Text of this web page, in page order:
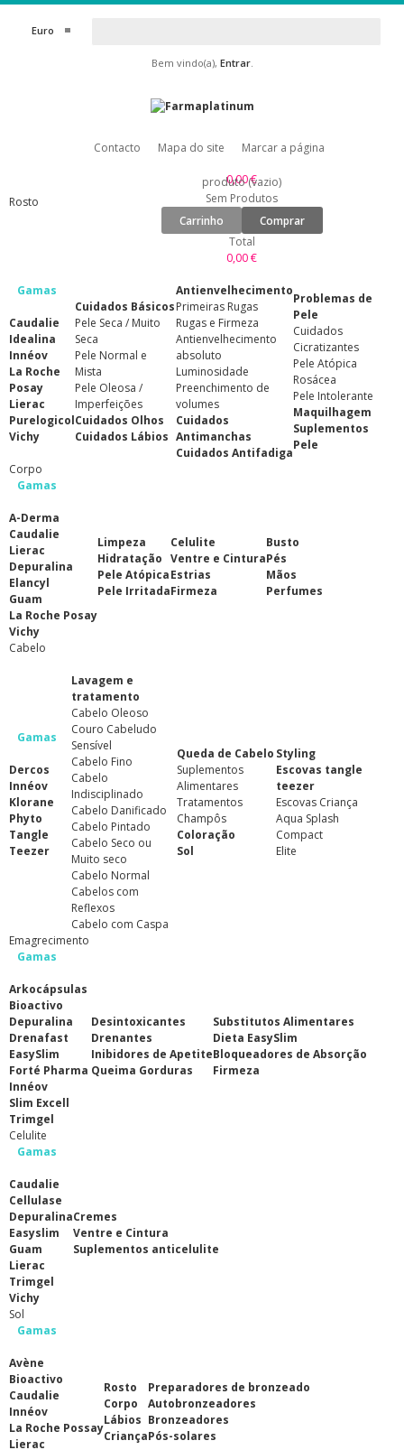
Euro
Bem vindo(a), Entrar.
Contacto Mapa do site Marcar a página
0,00 €
produto (vazio)
Sem Produtos
Carrinho
Comprar
Total
0,00 €
Rosto
Gamas
Caudalie
Idealina
Innéov
La Roche
Posay
Lierac
Purelogicol
Vichy
Cuidados Básicos
Pele Seca / Muito
Seca
Pele Normal e
Mista
Pele Oleosa /
Imperfeições
Cuidados Olhos
Cuidados Lábios
Antienvelhecimento
Primeiras Rugas
Rugas e Firmeza
Antienvelhecimento
absoluto
Luminosidade
Preenchimento de
volumes
Cuidados
Antimanchas
Cuidados Antifadiga
Problemas de
Pele
Cuidados
Cicratizantes
Pele Atópica
Rosácea
Pele Intolerante
Maquilhagem
Suplementos
Pele
Corpo
Gamas
A-Derma
Caudalie
Lierac
Depuralina
Elancyl
Guam
La Roche Posay
Vichy
Limpeza
Hidratação
Pele Atópica
Pele Irritada
Celulite
Ventre e Cintura
Estrias
Firmeza
Busto
Pés
Mãos
Perfumes
Cabelo
Gamas
Dercos
Innéov
Klorane
Phyto
Tangle
Teezer
Lavagem e
tratamento
Cabelo Oleoso
Couro Cabeludo
Sensível
Cabelo Fino
Cabelo
Indisciplinado
Cabelo Danificado
Cabelo Pintado
Cabelo Seco ou
Muito seco
Cabelo Normal
Cabelos com
Reflexos
Cabelo com Caspa
Queda de Cabelo
Suplementos
Alimentares
Tratamentos
Champôs
Coloração
Sol
Styling
Escovas tangle
teezer
Escovas Criança
Aqua Splash
Compact
Elite
Emagrecimento
Gamas
Arkocápsulas
Bioactivo
Depuralina
Drenafast
EasySlim
Forté Pharma
Innéov
Slim Excell
Trimgel
Desintoxicantes
Drenantes
Inibidores de Apetite
Queima Gorduras
Substitutos Alimentares
Dieta EasySlim
Bloqueadores de Absorção
Firmeza
Celulite
Gamas
Caudalie
Cellulase
Depuralina
Easyslim
Guam
Lierac
Trimgel
Vichy
Cremes
Ventre e Cintura
Suplementos anticelulite
Sol
Gamas
Avène
Bioactivo
Caudalie
Innéov
La Roche Possay
Lierac
Rosto
Corpo
Lábios
Criança
Preparadores de bronzeado
Autobronzeadores
Bronzeadores
Pós-solares